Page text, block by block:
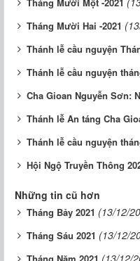
Tháng Mười Hai -2021
Thánh lễ cầu nguyện
Thánh lễ cầu nguyện
Cha Gioan Nguyễn Sơn:
Thánh lễ An táng Cha
Thánh lễ cầu nguyện
Hội Ngộ Truyền Thông
Những tin cũ hơn
Tháng Bảy 2021 (13/12/
Tháng Sáu 2021 (13/12/
(13/12/